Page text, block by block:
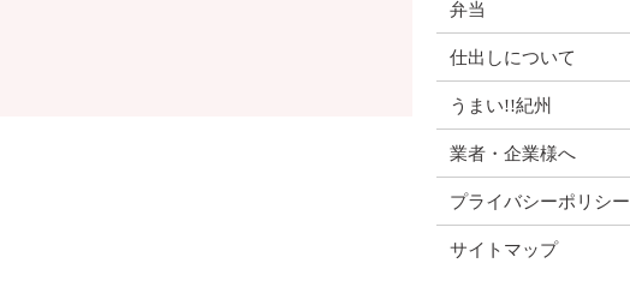
弁当
仕出しについて
うまい!!紀州
業者・企業様へ
プライバシーポリシー
サイトマップ